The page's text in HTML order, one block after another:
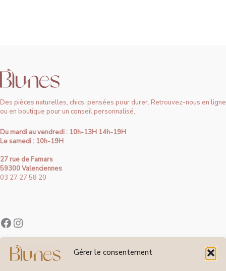
Gérer le consentement
Des pièces naturelles, chics, pensées pour durer. Retrouvez-nous en ligne
ou en boutique pour un conseil personnalisé.
Du mardi au vendredi : 10h-13H 14h-19H
Le samedi : 10h-19H
27 rue de Famars
59300 Valenciennes
03 27 27 58 20
Contact
À Propos de Blunes